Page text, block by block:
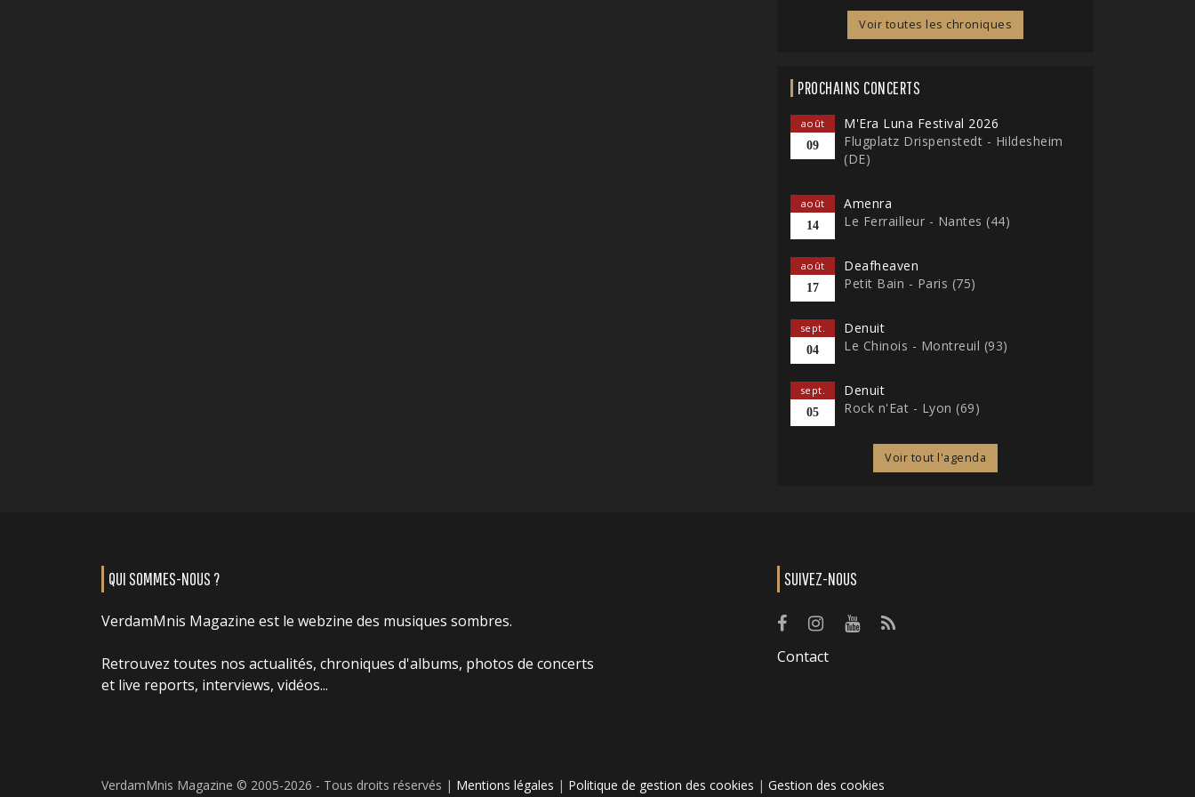
Voir toutes les chroniques
PROCHAINS CONCERTS
août
09
M'Era Luna Festival 2026
Flugplatz Drispenstedt - Hildesheim
(DE)
août
14
Amenra
Le Ferrailleur - Nantes (44)
août
17
Deafheaven
Petit Bain - Paris (75)
sept.
04
Denuit
Le Chinois - Montreuil (93)
sept.
05
Denuit
Rock n'Eat - Lyon (69)
Voir tout l'agenda
QUI SOMMES-NOUS ?
VerdamMnis Magazine est le webzine des musiques sombres.
Retrouvez toutes nos actualités, chroniques d'albums, photos de concerts
et live reports, interviews, vidéos...
SUIVEZ-NOUS
Contact
VerdamMnis Magazine © 2005-2026 - Tous droits réservés | Mentions légales | Politique de gestion des cookies | Gestion des cookies